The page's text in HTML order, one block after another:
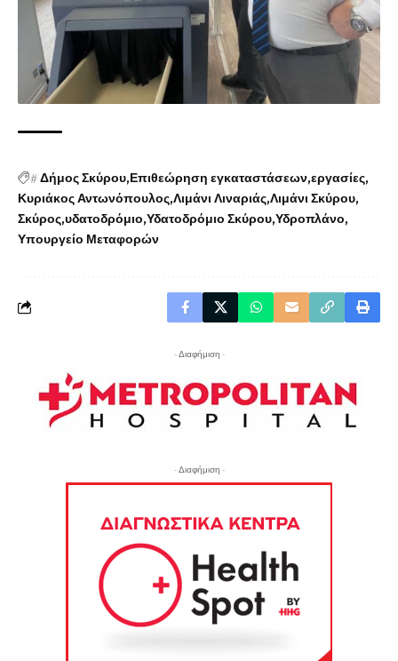
#Δήμος Σκύρου Επιθεώρηση εγκαταστάσεων εργασίες
Κυριάκος Αντωνόπουλος Λιμάνι Λιναριάς Λιμάνι Σκύρου
Σκύρος υδατοδρόμιο Υδατοδρόμιο Σκύρου Υδροπλάνο
Υπουργείο Μεταφορών
- Διαφήμιση -
- Διαφήμιση -